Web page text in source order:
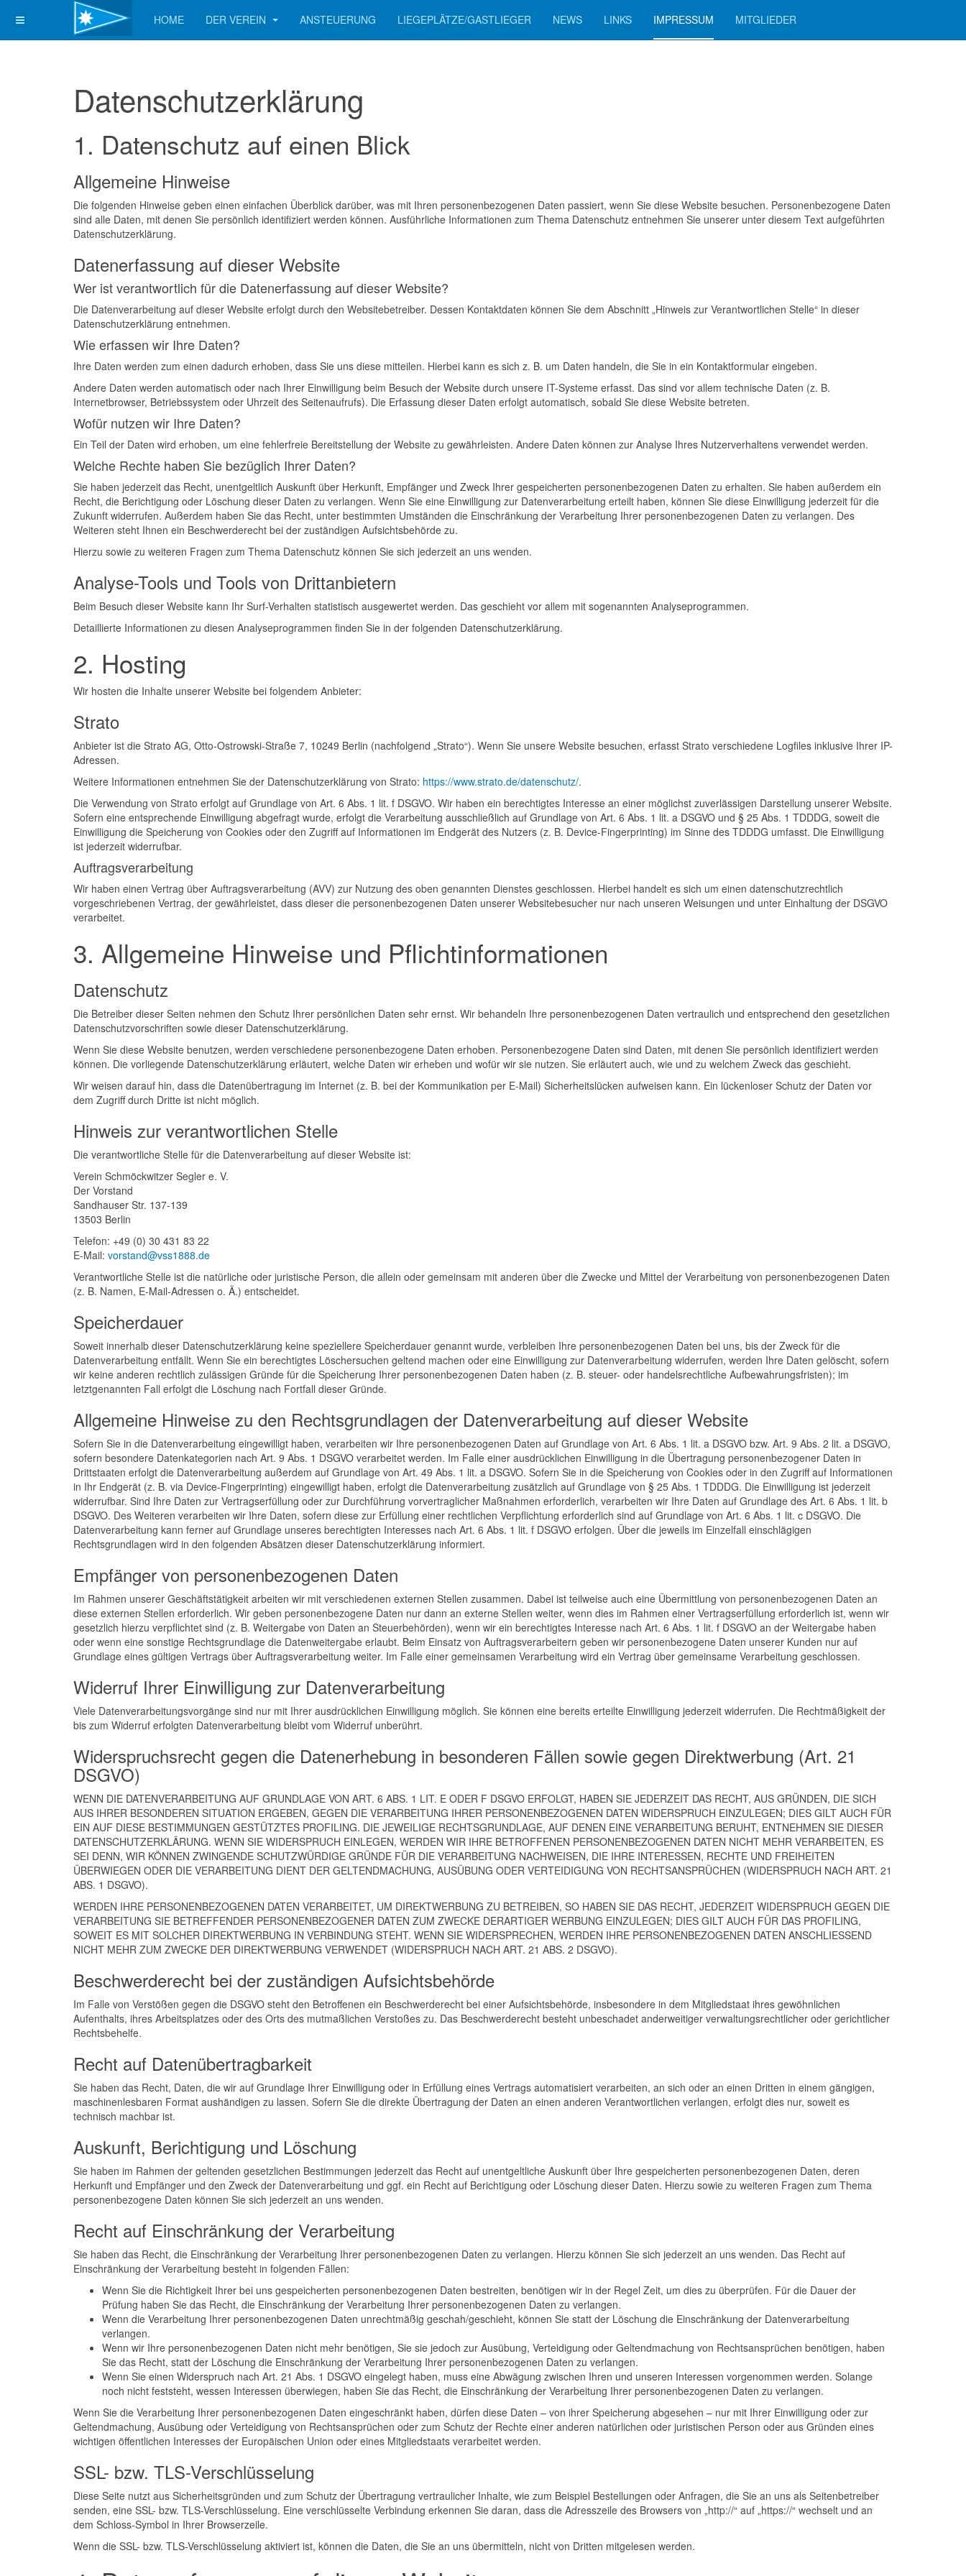
HOME DER VEREIN ANSTEUERUNG LIEGEPLÄTZE/GASTLIEGER NEWS LINKS IMPRESSUM MITGLIEDER
Datenschutz­erklärung
1. Datenschutz auf einen Blick
Allgemeine Hinweise
Die folgenden Hinweise geben einen einfachen Überblick darüber, was mit Ihren personenbezogenen Daten passiert, wenn Sie diese Website besuchen. Personenbezogene Daten
sind alle Daten, mit denen Sie persönlich identifiziert werden können. Ausführliche Informationen zum Thema Datenschutz entnehmen Sie unserer unter diesem Text aufgeführten
Datenschutzerklärung.
Datenerfassung auf dieser Website
Wer ist verantwortlich für die Datenerfassung auf dieser Website?
Die Datenverarbeitung auf dieser Website erfolgt durch den Websitebetreiber. Dessen Kontaktdaten können Sie dem Abschnitt „Hinweis zur Verantwortlichen Stelle“ in dieser
Datenschutzerklärung entnehmen.
Wie erfassen wir Ihre Daten?
Ihre Daten werden zum einen dadurch erhoben, dass Sie uns diese mitteilen. Hierbei kann es sich z. B. um Daten handeln, die Sie in ein Kontaktformular eingeben.
Andere Daten werden automatisch oder nach Ihrer Einwilligung beim Besuch der Website durch unsere IT-Systeme erfasst. Das sind vor allem technische Daten (z. B.
Internetbrowser, Betriebssystem oder Uhrzeit des Seitenaufrufs). Die Erfassung dieser Daten erfolgt automatisch, sobald Sie diese Website betreten.
Wofür nutzen wir Ihre Daten?
Ein Teil der Daten wird erhoben, um eine fehlerfreie Bereitstellung der Website zu gewährleisten. Andere Daten können zur Analyse Ihres Nutzerverhaltens verwendet werden.
Welche Rechte haben Sie bezüglich Ihrer Daten?
Sie haben jederzeit das Recht, unentgeltlich Auskunft über Herkunft, Empfänger und Zweck Ihrer gespeicherten personenbezogenen Daten zu erhalten. Sie haben außerdem ein
Recht, die Berichtigung oder Löschung dieser Daten zu verlangen. Wenn Sie eine Einwilligung zur Datenverarbeitung erteilt haben, können Sie diese Einwilligung jederzeit für die
Zukunft widerrufen. Außerdem haben Sie das Recht, unter bestimmten Umständen die Einschränkung der Verarbeitung Ihrer personenbezogenen Daten zu verlangen. Des
Weiteren steht Ihnen ein Beschwerderecht bei der zuständigen Aufsichtsbehörde zu.
Hierzu sowie zu weiteren Fragen zum Thema Datenschutz können Sie sich jederzeit an uns wenden.
Analyse-Tools und Tools von Dritt­anbietern
Beim Besuch dieser Website kann Ihr Surf-Verhalten statistisch ausgewertet werden. Das geschieht vor allem mit sogenannten Analyseprogrammen.
Detaillierte Informationen zu diesen Analyseprogrammen finden Sie in der folgenden Datenschutzerklärung.
2. Hosting
Wir hosten die Inhalte unserer Website bei folgendem Anbieter:
Strato
Anbieter ist die Strato AG, Otto-Ostrowski-Straße 7, 10249 Berlin (nachfolgend „Strato“). Wenn Sie unsere Website besuchen, erfasst Strato verschiedene Logfiles inklusive Ihrer IP-
Adressen.
Weitere Informationen entnehmen Sie der Datenschutzerklärung von Strato: https://www.strato.de/datenschutz/.
Die Verwendung von Strato erfolgt auf Grundlage von Art. 6 Abs. 1 lit. f DSGVO. Wir haben ein berechtigtes Interesse an einer möglichst zuverlässigen Darstellung unserer Website.
Sofern eine entsprechende Einwilligung abgefragt wurde, erfolgt die Verarbeitung ausschließlich auf Grundlage von Art. 6 Abs. 1 lit. a DSGVO und § 25 Abs. 1 TDDDG, soweit die
Einwilligung die Speicherung von Cookies oder den Zugriff auf Informationen im Endgerät des Nutzers (z. B. Device-Fingerprinting) im Sinne des TDDDG umfasst. Die Einwilligung
ist jederzeit widerrufbar.
Auftragsverarbeitung
Wir haben einen Vertrag über Auftragsverarbeitung (AVV) zur Nutzung des oben genannten Dienstes geschlossen. Hierbei handelt es sich um einen datenschutzrechtlich
vorgeschriebenen Vertrag, der gewährleistet, dass dieser die personenbezogenen Daten unserer Websitebesucher nur nach unseren Weisungen und unter Einhaltung der DSGVO
verarbeitet.
3. Allgemeine Hinweise und Pflicht­informationen
Datenschutz
Die Betreiber dieser Seiten nehmen den Schutz Ihrer persönlichen Daten sehr ernst. Wir behandeln Ihre personenbezogenen Daten vertraulich und entsprechend den gesetzlichen
Datenschutzvorschriften sowie dieser Datenschutzerklärung.
Wenn Sie diese Website benutzen, werden verschiedene personenbezogene Daten erhoben. Personenbezogene Daten sind Daten, mit denen Sie persönlich identifiziert werden
können. Die vorliegende Datenschutzerklärung erläutert, welche Daten wir erheben und wofür wir sie nutzen. Sie erläutert auch, wie und zu welchem Zweck das geschieht.
Wir weisen darauf hin, dass die Datenübertragung im Internet (z. B. bei der Kommunikation per E-Mail) Sicherheitslücken aufweisen kann. Ein lückenloser Schutz der Daten vor
dem Zugriff durch Dritte ist nicht möglich.
Hinweis zur verantwortlichen Stelle
Die verantwortliche Stelle für die Datenverarbeitung auf dieser Website ist:
Verein Schmöckwitzer Segler e. V.
Der Vorstand
Sandhauser Str. 137-139
13503 Berlin
Telefon: +49 (0) 30 431 83 22
E-Mail: vorstand@vss1888.de
Verantwortliche Stelle ist die natürliche oder juristische Person, die allein oder gemeinsam mit anderen über die Zwecke und Mittel der Verarbeitung von personenbezogenen Daten
(z. B. Namen, E-Mail-Adressen o. Ä.) entscheidet.
Speicherdauer
Soweit innerhalb dieser Datenschutzerklärung keine speziellere Speicherdauer genannt wurde, verbleiben Ihre personenbezogenen Daten bei uns, bis der Zweck für die
Datenverarbeitung entfällt. Wenn Sie ein berechtigtes Löschersuchen geltend machen oder eine Einwilligung zur Datenverarbeitung widerrufen, werden Ihre Daten gelöscht, sofern
wir keine anderen rechtlich zulässigen Gründe für die Speicherung Ihrer personenbezogenen Daten haben (z. B. steuer- oder handelsrechtliche Aufbewahrungsfristen); im
letztgenannten Fall erfolgt die Löschung nach Fortfall dieser Gründe.
Allgemeine Hinweise zu den Rechtsgrundlagen der Datenverarbeitung auf dieser Website
Sofern Sie in die Datenverarbeitung eingewilligt haben, verarbeiten wir Ihre personenbezogenen Daten auf Grundlage von Art. 6 Abs. 1 lit. a DSGVO bzw. Art. 9 Abs. 2 lit. a DSGVO,
sofern besondere Datenkategorien nach Art. 9 Abs. 1 DSGVO verarbeitet werden. Im Falle einer ausdrücklichen Einwilligung in die Übertragung personenbezogener Daten in
Drittstaaten erfolgt die Datenverarbeitung außerdem auf Grundlage von Art. 49 Abs. 1 lit. a DSGVO. Sofern Sie in die Speicherung von Cookies oder in den Zugriff auf Informationen
in Ihr Endgerät (z. B. via Device-Fingerprinting) eingewilligt haben, erfolgt die Datenverarbeitung zusätzlich auf Grundlage von § 25 Abs. 1 TDDDG. Die Einwilligung ist jederzeit
widerrufbar. Sind Ihre Daten zur Vertragserfüllung oder zur Durchführung vorvertraglicher Maßnahmen erforderlich, verarbeiten wir Ihre Daten auf Grundlage des Art. 6 Abs. 1 lit. b
DSGVO. Des Weiteren verarbeiten wir Ihre Daten, sofern diese zur Erfüllung einer rechtlichen Verpflichtung erforderlich sind auf Grundlage von Art. 6 Abs. 1 lit. c DSGVO. Die
Datenverarbeitung kann ferner auf Grundlage unseres berechtigten Interesses nach Art. 6 Abs. 1 lit. f DSGVO erfolgen. Über die jeweils im Einzelfall einschlägigen
Rechtsgrundlagen wird in den folgenden Absätzen dieser Datenschutzerklärung informiert.
Empfänger von personenbezogenen Daten
Im Rahmen unserer Geschäftstätigkeit arbeiten wir mit verschiedenen externen Stellen zusammen. Dabei ist teilweise auch eine Übermittlung von personenbezogenen Daten an
diese externen Stellen erforderlich. Wir geben personenbezogene Daten nur dann an externe Stellen weiter, wenn dies im Rahmen einer Vertragserfüllung erforderlich ist, wenn wir
gesetzlich hierzu verpflichtet sind (z. B. Weitergabe von Daten an Steuerbehörden), wenn wir ein berechtigtes Interesse nach Art. 6 Abs. 1 lit. f DSGVO an der Weitergabe haben
oder wenn eine sonstige Rechtsgrundlage die Datenweitergabe erlaubt. Beim Einsatz von Auftragsverarbeitern geben wir personenbezogene Daten unserer Kunden nur auf
Grundlage eines gültigen Vertrags über Auftragsverarbeitung weiter. Im Falle einer gemeinsamen Verarbeitung wird ein Vertrag über gemeinsame Verarbeitung geschlossen.
Widerruf Ihrer Einwilligung zur Datenverarbeitung
Viele Datenverarbeitungsvorgänge sind nur mit Ihrer ausdrücklichen Einwilligung möglich. Sie können eine bereits erteilte Einwilligung jederzeit widerrufen. Die Rechtmäßigkeit der
bis zum Widerruf erfolgten Datenverarbeitung bleibt vom Widerruf unberührt.
Widerspruchsrecht gegen die Datenerhebung in besonderen Fällen sowie gegen Direktwerbung (Art. 21
DSGVO)
WENN DIE DATENVERARBEITUNG AUF GRUNDLAGE VON ART. 6 ABS. 1 LIT. E ODER F DSGVO ERFOLGT, HABEN SIE JEDERZEIT DAS RECHT, AUS GRÜNDEN, DIE SICH
AUS IHRER BESONDEREN SITUATION ERGEBEN, GEGEN DIE VERARBEITUNG IHRER PERSONENBEZOGENEN DATEN WIDERSPRUCH EINZULEGEN; DIES GILT AUCH FÜR
EIN AUF DIESE BESTIMMUNGEN GESTÜTZTES PROFILING. DIE JEWEILIGE RECHTSGRUNDLAGE, AUF DENEN EINE VERARBEITUNG BERUHT, ENTNEHMEN SIE DIESER
DATENSCHUTZERKLÄRUNG. WENN SIE WIDERSPRUCH EINLEGEN, WERDEN WIR IHRE BETROFFENEN PERSONENBEZOGENEN DATEN NICHT MEHR VERARBEITEN, ES
SEI DENN, WIR KÖNNEN ZWINGENDE SCHUTZWÜRDIGE GRÜNDE FÜR DIE VERARBEITUNG NACHWEISEN, DIE IHRE INTERESSEN, RECHTE UND FREIHEITEN
ÜBERWIEGEN ODER DIE VERARBEITUNG DIENT DER GELTENDMACHUNG, AUSÜBUNG ODER VERTEIDIGUNG VON RECHTSANSPRÜCHEN (WIDERSPRUCH NACH ART. 21
ABS. 1 DSGVO).
WERDEN IHRE PERSONENBEZOGENEN DATEN VERARBEITET, UM DIREKTWERBUNG ZU BETREIBEN, SO HABEN SIE DAS RECHT, JEDERZEIT WIDERSPRUCH GEGEN DIE
VERARBEITUNG SIE BETREFFENDER PERSONENBEZOGENER DATEN ZUM ZWECKE DERARTIGER WERBUNG EINZULEGEN; DIES GILT AUCH FÜR DAS PROFILING,
SOWEIT ES MIT SOLCHER DIREKTWERBUNG IN VERBINDUNG STEHT. WENN SIE WIDERSPRECHEN, WERDEN IHRE PERSONENBEZOGENEN DATEN ANSCHLIESSEND
NICHT MEHR ZUM ZWECKE DER DIREKTWERBUNG VERWENDET (WIDERSPRUCH NACH ART. 21 ABS. 2 DSGVO).
Beschwerde­recht bei der zuständigen Aufsichts­behörde
Im Falle von Verstößen gegen die DSGVO steht den Betroffenen ein Beschwerderecht bei einer Aufsichtsbehörde, insbesondere in dem Mitgliedstaat ihres gewöhnlichen
Aufenthalts, ihres Arbeitsplatzes oder des Orts des mutmaßlichen Verstoßes zu. Das Beschwerderecht besteht unbeschadet anderweitiger verwaltungsrechtlicher oder gerichtlicher
Rechtsbehelfe.
Recht auf Daten­übertrag­barkeit
Sie haben das Recht, Daten, die wir auf Grundlage Ihrer Einwilligung oder in Erfüllung eines Vertrags automatisiert verarbeiten, an sich oder an einen Dritten in einem gängigen,
maschinenlesbaren Format aushändigen zu lassen. Sofern Sie die direkte Übertragung der Daten an einen anderen Verantwortlichen verlangen, erfolgt dies nur, soweit es
technisch machbar ist.
Auskunft, Berichtigung und Löschung
Sie haben im Rahmen der geltenden gesetzlichen Bestimmungen jederzeit das Recht auf unentgeltliche Auskunft über Ihre gespeicherten personenbezogenen Daten, deren
Herkunft und Empfänger und den Zweck der Datenverarbeitung und ggf. ein Recht auf Berichtigung oder Löschung dieser Daten. Hierzu sowie zu weiteren Fragen zum Thema
personenbezogene Daten können Sie sich jederzeit an uns wenden.
Recht auf Einschränkung der Verarbeitung
Sie haben das Recht, die Einschränkung der Verarbeitung Ihrer personenbezogenen Daten zu verlangen. Hierzu können Sie sich jederzeit an uns wenden. Das Recht auf
Einschränkung der Verarbeitung besteht in folgenden Fällen:
Wenn Sie die Richtigkeit Ihrer bei uns gespeicherten personenbezogenen Daten bestreiten, benötigen wir in der Regel Zeit, um dies zu überprüfen. Für die Dauer der
Prüfung haben Sie das Recht, die Einschränkung der Verarbeitung Ihrer personenbezogenen Daten zu verlangen.
Wenn die Verarbeitung Ihrer personenbezogenen Daten unrechtmäßig geschah/geschieht, können Sie statt der Löschung die Einschränkung der Datenverarbeitung
verlangen.
Wenn wir Ihre personenbezogenen Daten nicht mehr benötigen, Sie sie jedoch zur Ausübung, Verteidigung oder Geltendmachung von Rechtsansprüchen benötigen, haben
Sie das Recht, statt der Löschung die Einschränkung der Verarbeitung Ihrer personenbezogenen Daten zu verlangen.
Wenn Sie einen Widerspruch nach Art. 21 Abs. 1 DSGVO eingelegt haben, muss eine Abwägung zwischen Ihren und unseren Interessen vorgenommen werden. Solange
noch nicht feststeht, wessen Interessen überwiegen, haben Sie das Recht, die Einschränkung der Verarbeitung Ihrer personenbezogenen Daten zu verlangen.
Wenn Sie die Verarbeitung Ihrer personenbezogenen Daten eingeschränkt haben, dürfen diese Daten – von ihrer Speicherung abgesehen – nur mit Ihrer Einwilligung oder zur
Geltendmachung, Ausübung oder Verteidigung von Rechtsansprüchen oder zum Schutz der Rechte einer anderen natürlichen oder juristischen Person oder aus Gründen eines
wichtigen öffentlichen Interesses der Europäischen Union oder eines Mitgliedstaats verarbeitet werden.
SSL- bzw. TLS-Verschlüsselung
Diese Seite nutzt aus Sicherheitsgründen und zum Schutz der Übertragung vertraulicher Inhalte, wie zum Beispiel Bestellungen oder Anfragen, die Sie an uns als Seitenbetreiber
senden, eine SSL- bzw. TLS-Verschlüsselung. Eine verschlüsselte Verbindung erkennen Sie daran, dass die Adresszeile des Browsers von „http://“ auf „https://“ wechselt und an
dem Schloss-Symbol in Ihrer Browserzeile.
Wenn die SSL- bzw. TLS-Verschlüsselung aktiviert ist, können die Daten, die Sie an uns übermitteln, nicht von Dritten mitgelesen werden.